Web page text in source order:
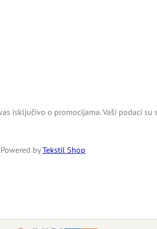
isključivo o promocijama. Vaši podaci
Powered byTekstil Shop